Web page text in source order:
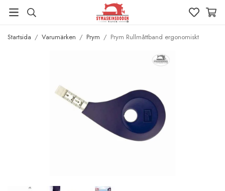
Startsida / Varumärken / Prym / Prym Rullmåttband ergonomiskt